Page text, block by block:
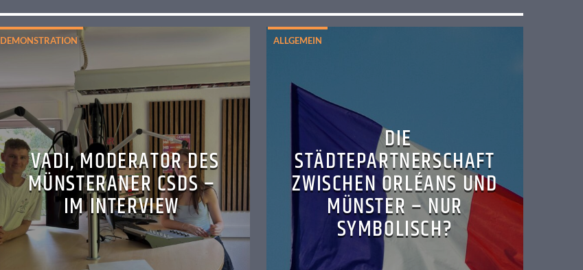
DEMONSTRATION
VADI, MODERATOR DES
MÜNSTERANER CSDS –
IM INTERVIEW
ALLGEMEIN
DIE
STÄDTEPARTNERSCHAFT
ZWISCHEN ORLÉANS UND
MÜNSTER – NUR
SYMBOLISCH?